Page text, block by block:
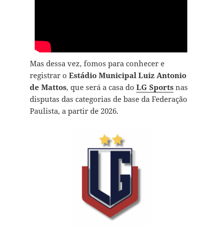
Mas dessa vez, fomos para conhecer e
registrar o Estádio Municipal Luiz Antonio
de Mattos, que será a casa do LG Sportsnas
disputas das categorias de base da Federação
Paulista, a partir de 2026.